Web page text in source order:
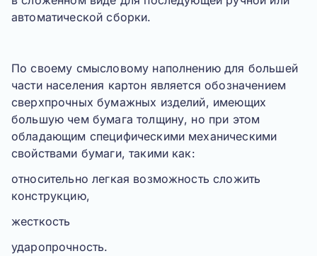
автоматической сборки.
По своему смысловому наполнению для большей
части населения картон является обозначением
сверхпрочных бумажных изделий, имеющих
большую чем бумага толщину, но при этом
обладающим специфическими механическими
свойствами бумаги, такими как:
относительно легкая возможность сложить
конструкцию,
жесткость
ударопрочность.